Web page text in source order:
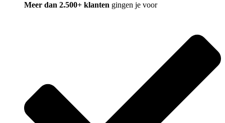
Meer dan 2.500+ klanten gingen je voor